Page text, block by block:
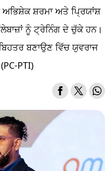
ਅਭਿਸ਼ੇਕ ਸ਼ਰਮਾ ਅਤੇ ਪ੍ਰਿਯਾਂਸ਼
ਨੂੰ ਟ੍ਰੇਨਿੰਗ ਦੇ ਚੁੱਕੇ ਹਨ।
ਬਣਾਉਣ ਵਿੱਚ ਯੁਵਰਾਜ
PTI)